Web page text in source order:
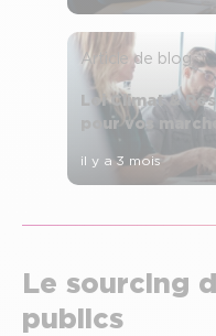
Article de blog
Loi Climat &
pour vos
il y a 3 mois
Le sourcing
publics